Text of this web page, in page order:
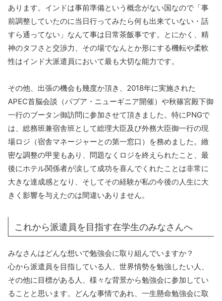
あります。インドは事前準備という概念がない国なので「事
前調整していたのに当日行ってみたら何も出来ていない・話
すら通ってない」なんて事は日常茶飯事です。とにかく、精
神のタフさと交渉力、その場でなんとか形にする機転や柔軟
性はインド大派遣員において最も大切な能力です。
その他、出張の機会も幾度か頂き、2018年に実施された
APEC首脳会談（パプア・ニューギニア開催）や秋篠宮殿下御
一行のブータン御訪問に参加させて頂きました。特にPNGで
は、総務班兼宿舎班として総理大臣及び外務大臣御一行の現
場ロジ（宿舎マネージャーとの第一窓口）を務めました。緻
密な調整の甲斐もあり、問題なくロジを終えられたこと、最
後にホテル関係者が涙して成功を喜んでくれたことは非常に
大きな達成感となり、そしてその経験が私の今後の人生に大
きく影響を与えたのは間違いありません。
これから派遣員を目指す在学生のみなさんへ
みなさんはどんな想いで勉強会に取り組んでいますか？
心から派遣員を目指している人、世界情勢を勉強したい人、
その他に目標がある人、様々な背景から勉強会に参加してい
ることと思います。どんな事情であれ、一生懸命勉強会に取